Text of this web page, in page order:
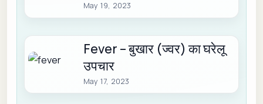
May 19, 2023
Fever – बुखार (ज्वर) का घरेलू
उपचार
May 17, 2023